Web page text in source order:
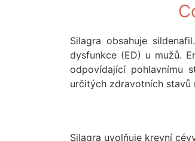
Silagra obsahuje
dysfunkce (ED) u mužů.
odpovídající pohlavnímu
určitých zdravotních stavů
Silagra uvolňuje krevní